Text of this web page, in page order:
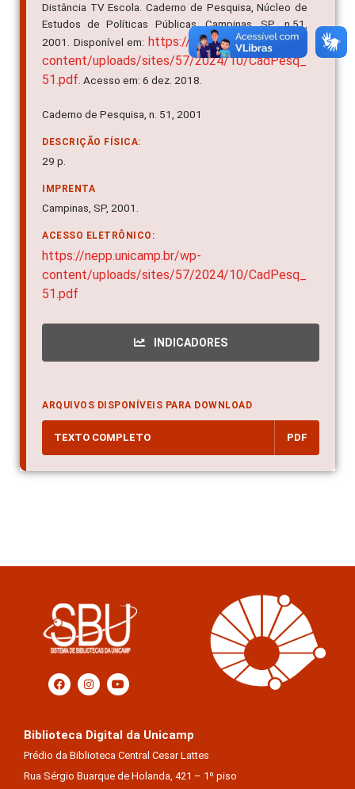
Distância TV Escola. Caderno de Pesquisa, Núcleo de
Estudos de Políticas Públicas, Campinas, SP., n.51,
2001. Disponível em: https://nepp.unicamp.br/wp-
content/uploads/sites/57/2024/10/CadPesq_
51.pdf. Acesso em: 6 dez. 2018.
Caderno de Pesquisa, n. 51, 2001
DESCRIÇÃO FÍSICA:
29 p.
IMPRENTA
Campinas, SP, 2001.
ACESSO ELETRÔNICO:
https://nepp.unicamp.br/wp-
content/uploads/sites/57/2024/10/CadPesq_
51.pdf
INDICADORES
ARQUIVOS DISPONÍVEIS PARA DOWNLOAD
TEXTO COMPLETO PDF
Biblioteca Digital da Unicamp
Prédio da Biblioteca Central Cesar Lattes
Rua Sérgio Buarque de Holanda, 421 – 1º piso